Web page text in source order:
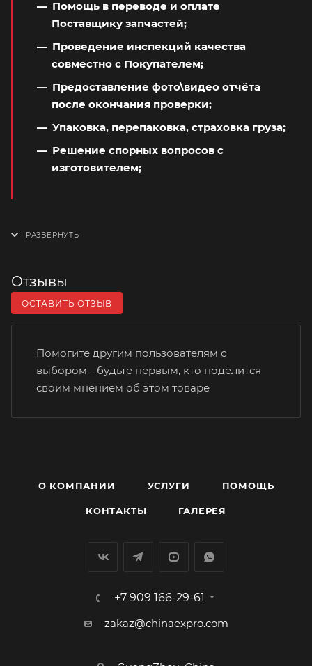
Помощь в переводе и оплате
Поставщику запчастей;
Проведение инспекций качества
совместно с Покупателем;
Предоставление фото\видео отчёта
после окончания проверки;
Упаковка, перепаковка, страховка груза;
Решение спорных вопросов с
изготовителем;
Отзывы
ОСТАВИТЬ ОТЗЫВ
Помогите другим пользователям с
выбором - будьте первым, кто поделится
своим мнением об этом товаре
О КОМПАНИИ УСЛУГИ ПОМОЩЬ
КОНТАКТЫ ГАЛЕРЕЯ
+7 909 166-29-61
zakaz@chinaexpro.com